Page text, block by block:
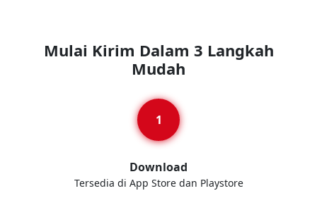
Mulai Kirim Dalam 3 Langkah
Mudah
Download
Tersedia di App Store dan Playstore